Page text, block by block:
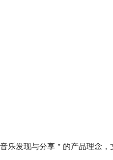
发现与分享＂的产品理念